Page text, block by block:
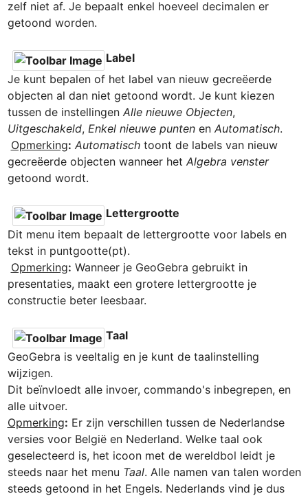
zelf niet af. Je bepaalt enkel hoeveel decimalen er
getoond worden.
Label
Je kunt bepalen of het label van nieuw gecreëerde
objecten al dan niet getoond wordt. Je kunt kiezen
tussen de instellingen Alle nieuwe Objecten
Uitgeschakeld, Enkel nieuwe punten en Automatisch.
Opmerking: Automatisch toont de labels van nieuw
gecreëerde objecten wanneer het Algebra venster
getoond wordt.
Lettergrootte
Dit menu item bepaalt de lettergrootte voor labels en
tekst in puntgootte(pt).
Opmerking: Wanneer je GeoGebra gebruikt in
presentaties, maakt een grotere lettergrootte je
constructie beter leesbaar.
Taal
GeoGebra is veeltalig en je kunt de taalinstelling
wijzigen.
Dit beïnvloedt alle invoer, commando's inbegrepen, en
Opmerking: Er zijn verschillen tussen de Nederlandse
versies voor België en Nederland. Welke taal ook
geselecteerd is, het icoon met de wereldbol leidt je
steeds naar het menu Taal. Alle namen van talen worden
steeds getoond in het Engels. Nederlands vind je dus